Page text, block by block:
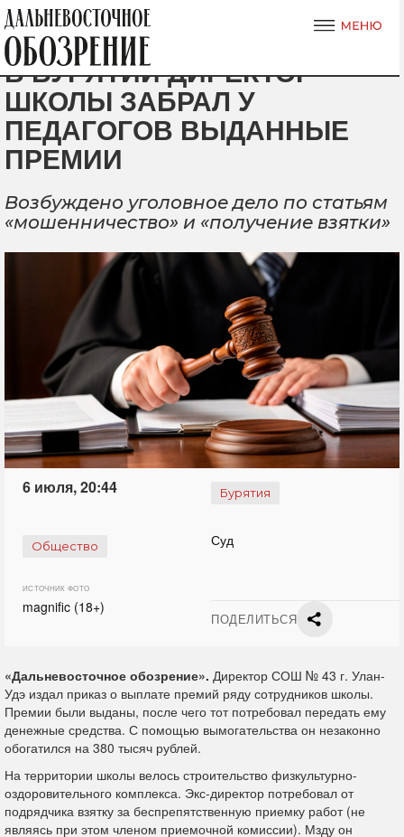
В БУРЯТИИ ДИРЕКТОР
ШКОЛЫ ЗАБРАЛ У
ПЕДАГОГОВ ВЫДАННЫЕ
ПРЕМИИ
Возбуждено уголовное дело по статьям
«мошенничество» и «получение взятки»
6 июля, 20:44 Бурятия
Общество Суд
ИСТОЧНИК ФОТО
magnific (18+)
ПОДЕЛИТЬСЯ
«Дальневосточное обозрение». Директор СОШ № 43 г. Улан-
Удэ издал приказ о выплате премий ряду сотрудников школы.
Премии были выданы, после чего тот потребовал передать ему
денежные средства. С помощью вымогательства он незаконно
обогатился на 380 тысяч рублей.
На территории школы велось строительство физкультурно-
оздоровительного комплекса. Экс-директор потребовал от
подрядчика взятку за беспрепятственную приемку работ (не
являясь при этом членом приемочной комиссии). Мзду он